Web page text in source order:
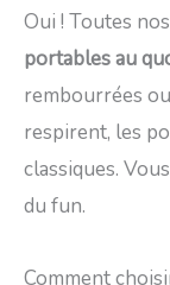
Oui ! Toutes
portables au
rembourrées
respirent, les
classiques.
du fun.
Comment